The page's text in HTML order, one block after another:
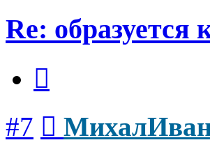
Re:
#7